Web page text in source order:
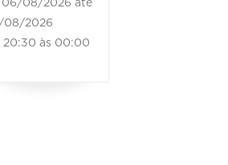
06/08/2026 até
08/2026
às 00:00